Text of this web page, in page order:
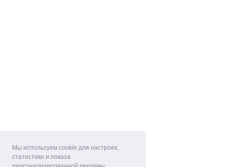
Мы используем cookie для настроек,
статистики и показа